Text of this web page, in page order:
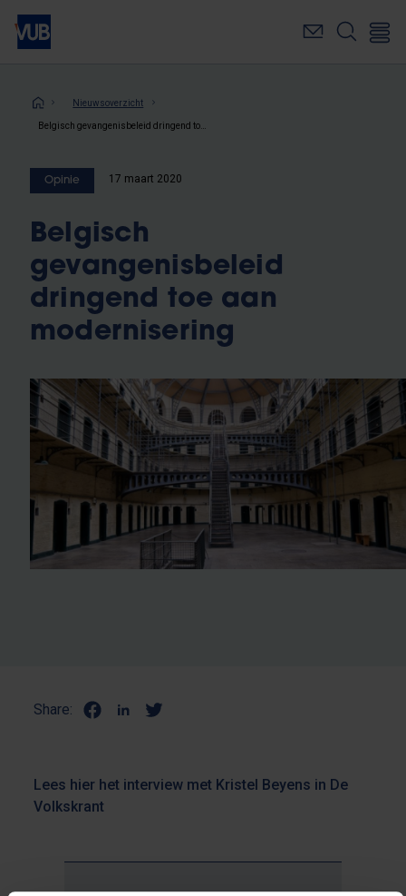
Overslaan
naar
inhoudKruimelpad
Nieuwsoverzicht
Opinie 17 maart 2020
Belgisch
gevangenisbeleid
dringend toe aan
modernisering
Share:
Lees hier het interview met Kristel Beyens in De
Volkskrant